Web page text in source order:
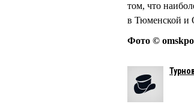
том, что
в Тюменской и
Фото ©